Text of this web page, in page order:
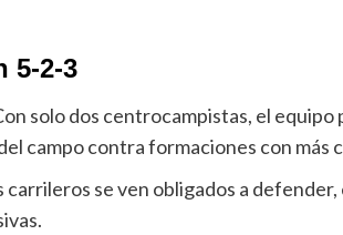
5-2-3
solo dos centrocampistas, el
campo contra formaciones con más
carrileros se ven obligados a